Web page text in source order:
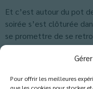
Pour offrir les meilleures
Et c’est autour du pot
soirée s’est clôturée
se promettre de se